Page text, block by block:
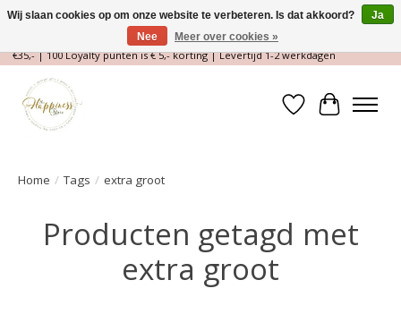
Magische Conceptstore, Edelstenen & Spirituele winkel | Gratis verzending >
€35,- | 100 Loyalty punten is € 5,- korting | Levertijd 1-2 werkdagen
Verlanglijst
Home / Tags / extra groot
Producten getagd met
extra groot
Wij slaan cookies op om onze website te verbeteren. Is dat akkoord?
Ja
Nee
Meer over cookies »